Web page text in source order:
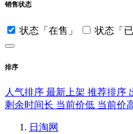
销售状态
状态「在售」 状态「已
排序
人气排序 最新上架 推荐排序
剩余时间长 当前价低 当前价
日淘网